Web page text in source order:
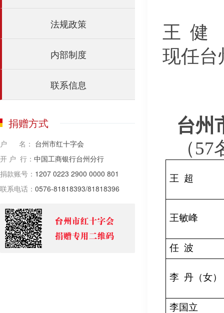
法规政策
内部制度
联系信息
捐赠方式
户 名： 台州市红十字会
开 户 行： 中国工商银行台州分行
捐款账号： 1207 0223 2900 0000 801
联系电话： 0576-81818393/81818396
王 健
现任台
台州
（
王 超
王敏峰
任 波
李 丹（女）
李国立